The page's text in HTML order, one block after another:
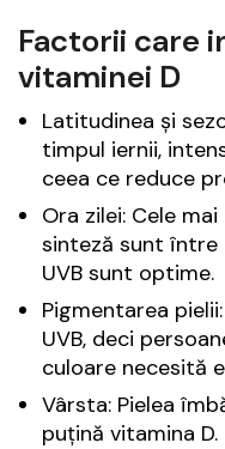
Factorii care
vitaminei D
Latitudinea și
timpul iernii,
ceea ce reduce
Ora zilei: Cele
sinteză sunt între
UVB sunt optime.
Pigmentarea
UVB, deci
culoare necesită
Vârsta: Pielea
puțină vitamina D.